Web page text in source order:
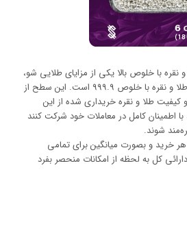
با خلوص بالا یکی از مزایای طلایی شو،
امکان خرید و فروش مستقیم طلا و نقره با خلوص 999.9 است. این سطح از
طلا و نقره خریداری شده از این
با اطمینان کامل در معاملات خود شرکت کنند
شوند.
خرید و بصورت میانگین برای تمامی
کل به لحظه از امکانات منحصر بفرد